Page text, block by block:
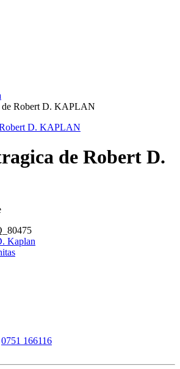
de Robert D. KAPLAN
de Robert D.
Kaplan
0751 166116